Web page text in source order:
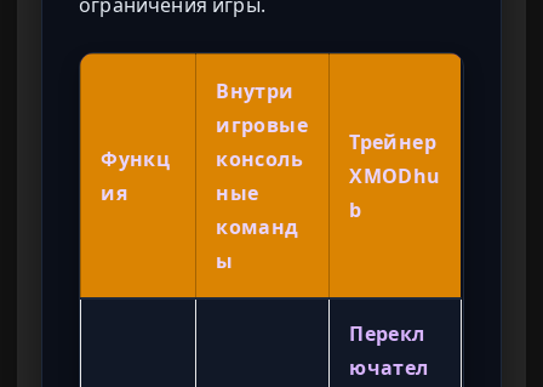
Функц
ия
Внутри
игровые
консоль
ные
команд
ы
Трейнер
XMODhu
b
Перекл
ючател